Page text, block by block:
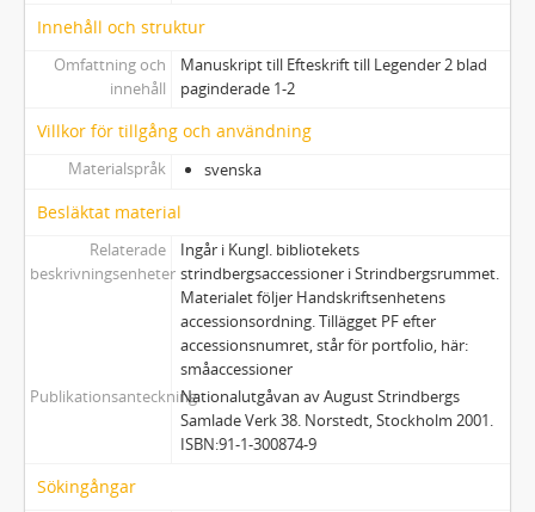
Innehåll och struktur
Omfattning och
innehåll
Manuskript till Efteskrift till Legender 2 blad
paginderade 1-2
Villkor för tillgång och användning
Materialspråk svenska
Besläktat material
Relaterade
beskrivningsenheter
Ingår i Kungl. bibliotekets
strindbergsaccessioner i Strindbergsrummet.
Materialet följer Handskriftsenhetens
accessionsordning. Tillägget PF efter
accessionsnumret, står för portfolio, här:
småaccessioner
PublikationsanteckningNationalutgåvan av August Strindbergs
Samlade Verk 38. Norstedt, Stockholm 2001.
ISBN:91-1-300874-9
Sökingångar